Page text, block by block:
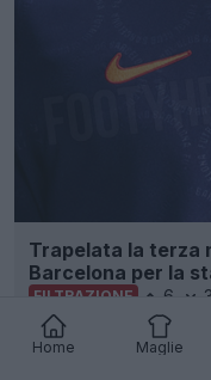
Home Maglie
Trapelata la terza
Barcelona per la
FILTRAZIONE 6 3